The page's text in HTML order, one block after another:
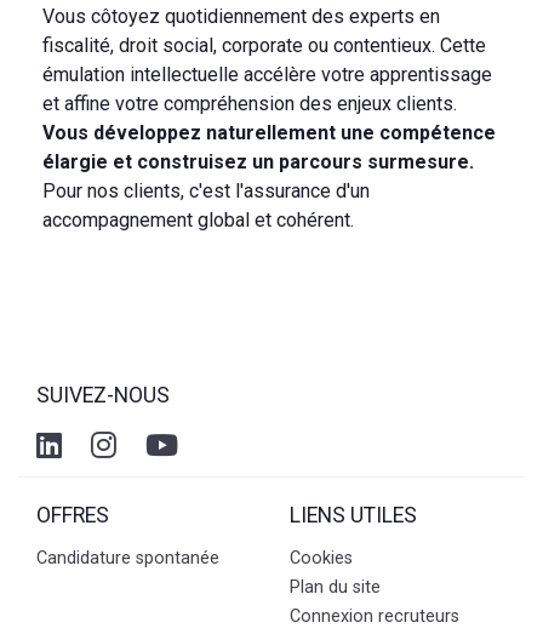
Vous côtoyez quotidiennement des experts en
fiscalité, droit social, corporate ou contentieux. Cette
émulation intellectuelle accélère votre apprentissage
et affine votre compréhension des enjeux clients.
Vous développez naturellement une compétence
élargie et construisez un parcours surmesure.
Pour nos clients, c'est l'assurance d'un
accompagnement global et cohérent.
SUIVEZ-NOUS
OFFRES
Candidature spontanée
LIENS UTILES
Cookies
Plan du site
Connexion recruteurs